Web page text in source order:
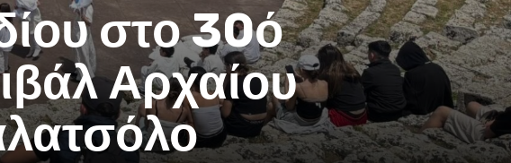
στο 30ό
Αρχαίου